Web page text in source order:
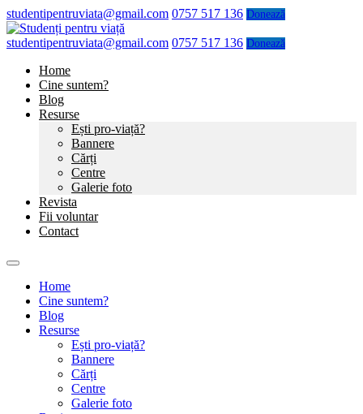
studentipentruviata@gmail.com 0757 517 136 Donează
studentipentruviata@gmail.com 0757 517 136 Donează
Home
Cine suntem?
Blog
Resurse
Ești pro-viață?
Bannere
Cărți
Centre
Galerie foto
Revista
Fii voluntar
Contact
Home
Cine suntem?
Blog
Resurse
Ești pro-viață?
Bannere
Cărți
Centre
Galerie foto